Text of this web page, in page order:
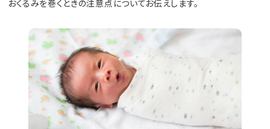
おくるみを巻くときの注意点についてお伝えします。